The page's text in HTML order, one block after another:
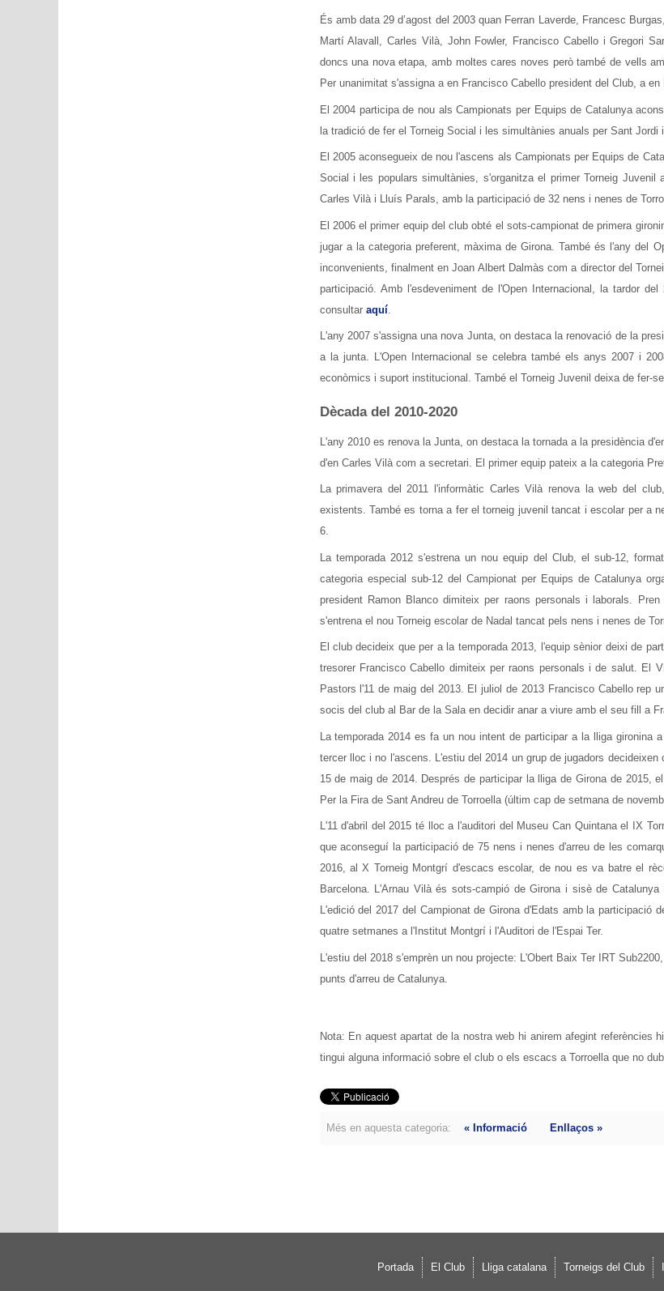
És amb data 29 d’agost del 2003 quan Ferran Laverde, Francesc
Martí Alavall, Carles Vilà, John Fowler, Francisco Cabello i Gregori
doncs una nova etapa, amb moltes cares noves però també de vells
Per unanimitat s'assigna a en Francisco Cabello president del Club, a
El 2004 participa de nou als Campionats per Equips de Catalunya
la tradició de fer el Torneig Social i les simultànies anuals per Sant Jordi
El 2005 aconsegueix de nou l'ascens als Campionats per Equips de
Social i les populars simultànies, s'organitza el primer Torneig
Carles Vilà i Lluís Parals, amb la participació de 32 nens i nenes de
El 2006 el primer equip del club obté el sots-campionat de primera
jugar a la categoria preferent, màxima de Girona. També és l'any del
inconvenients, finalment en Joan Albert Dalmàs com a director del
participació. Amb l'esdeveniment de l'Open Internacional, la tardor
consultar aquí.
L'any 2007 s'assigna una nova Junta, on destaca la renovació de la
a la junta. L'Open Internacional se celebra també els anys 2007 i
econòmics i suport institucional. També el Torneig Juvenil deixa de fer-
Dècada del 2010-2020
L'any 2010 es renova la Junta, on destaca la tornada a la presidència
d'en Carles Vilà com a secretari. El primer equip pateix a la categoria
La primavera del 2011 l'informàtic Carles Vilà renova la web del
existents. També es torna a fer el torneig juvenil tancat i escolar per a
6.
La temporada 2012 s'estrena un nou equip del Club, el sub-12,
categoria especial sub-12 del Campionat per Equips de Catalunya
president Ramon Blanco dimiteix per raons personals i laborals.
s'entrena el nou Torneig escolar de Nadal tancat pels nens i nenes de
El club decideix que per a la temporada 2013, l'equip sènior deixi de
tresorer Francisco Cabello dimiteix per raons personals i de salut. El
Pastors l'11 de maig del 2013. El juliol de 2013 Francisco Cabello rep
socis del club al Bar de la Sala en decidir anar a viure amb el seu fill a
La temporada 2014 es fa un nou intent de participar a la lliga gironina
tercer lloc i no l'ascens. L'estiu del 2014 un grup de jugadors
15 de maig de 2014. Després de participar la lliga de Girona de 2015,
Per la Fira de Sant Andreu de Torroella (últim cap de setmana de
L'11 d'abril del 2015 té lloc a l'auditori del Museu Can Quintana el IX
que aconseguí la participació de 75 nens i nenes d'arreu de les
2016, al X Torneig Montgrí d'escacs escolar, de nou es va batre el
Barcelona. L'Arnau Vilà és sots-campió de Girona i sisè de
L'edició del 2017 del Campionat de Girona d'Edats amb la
quatre setmanes a l'Institut Montgrí i l'Auditori de l'Espai Ter.
L'estiu del 2018 s'emprèn un nou projecte: L'Obert Baix Ter IRT
punts d'arreu de Catalunya.
Nota: En aquest apartat de la nostra web hi anirem afegint
tingui alguna informació sobre el club o els escacs a Torroella que no
Més en aquesta categoria: « Informació Enllaços »
Portada El Club Lliga catalana Torneigs del Club